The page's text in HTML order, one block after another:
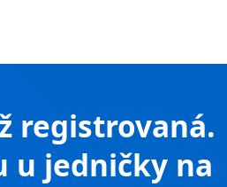
registrovaná.
u jedničky na